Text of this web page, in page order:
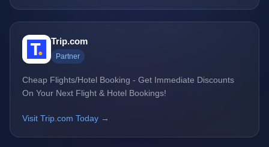
Trip.com
Partner
Cheap Flights/Hotel Booking - Get Immediate Discounts
On Your Next Flight & Hotel Bookings!
Visit Trip.com Today →